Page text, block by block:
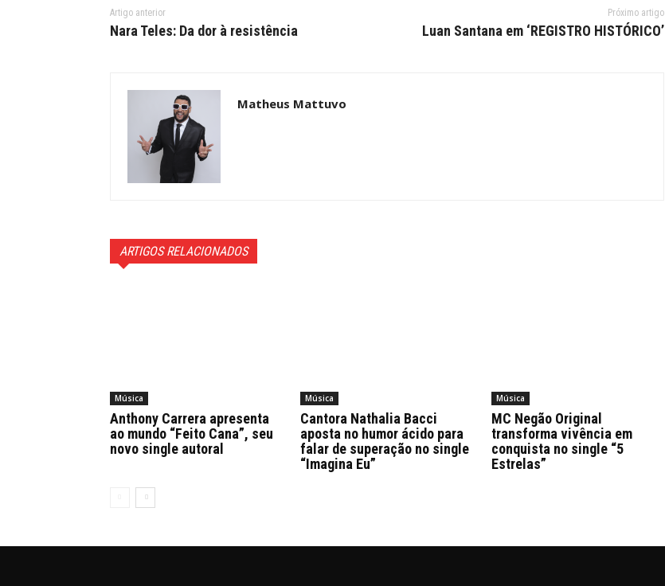
Artigo anterior
Nara Teles: Da dor à resistência
Próximo artigo
Luan Santana em ‘REGISTRO HISTÓRICO’
Matheus Mattuvo
ARTIGOS RELACIONADOS
Música
Anthony Carrera apresenta
ao mundo “Feito Cana”, seu
novo single autoral
Música
Cantora Nathalia Bacci
aposta no humor ácido para
falar de superação no single
“Imagina Eu”
Música
MC Negão Original
transforma vivência em
conquista no single “5
Estrelas”